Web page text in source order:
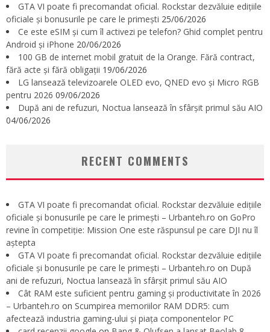
GTA VI poate fi precomandat oficial. Rockstar dezvăluie edițiile
oficiale și bonusurile pe care le primești 25/06/2026
Ce este eSIM și cum îl activezi pe telefon? Ghid complet pentru
Android și iPhone 20/06/2026
100 GB de internet mobil gratuit de la Orange. Fără contract,
fără acte și fără obligații 19/06/2026
LG lansează televizoarele OLED evo, QNED evo și Micro RGB
pentru 2026 09/06/2026
După ani de refuzuri, Noctua lansează în sfârșit primul său AIO
04/06/2026
RECENT COMMENTS
GTA VI poate fi precomandat oficial. Rockstar dezvăluie edițiile
oficiale și bonusurile pe care le primești – Urbanteh.ro on GoPro
revine în competiție: Mission One este răspunsul pe care DJI nu îl
aștepta
GTA VI poate fi precomandat oficial. Rockstar dezvăluie edițiile
oficiale și bonusurile pe care le primești – Urbanteh.ro on După
ani de refuzuri, Noctua lansează în sfârșit primul său AIO
Cât RAM este suficient pentru gaming și productivitate în 2026
– Urbanteh.ro on Scumpirea memoriilor RAM DDR5: cum
afectează industria gaming-ului și piața componentelor PC